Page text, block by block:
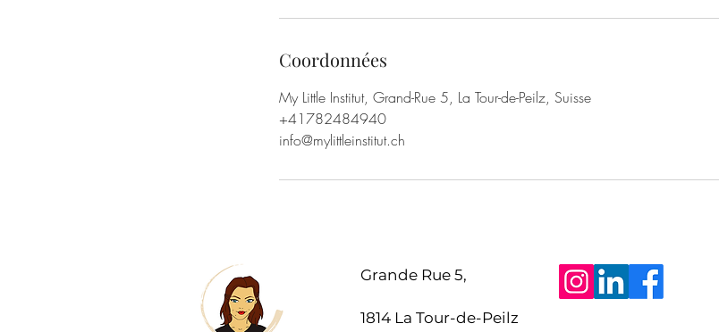
Coordonnées
My Little Institut, Grand-Rue 5, La Tour-de-Peilz, Suisse
+41782484940
info@mylittleinstitut.ch
Grande Rue 5,
1814 La Tour-de-Peilz